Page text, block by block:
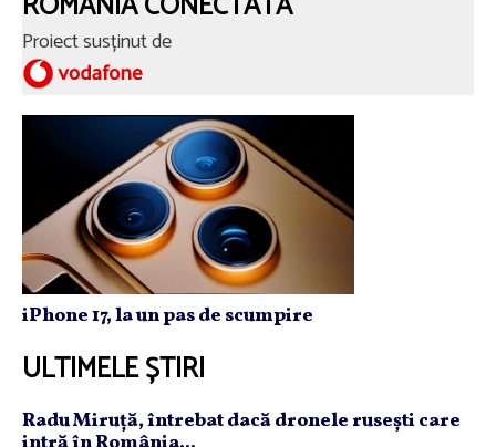
Proiect susținut de
iPhone 17, la un pas de scumpire
ULTIMELE ȘTIRI
Radu Miruţă, întrebat dacă dronele ruseşti care